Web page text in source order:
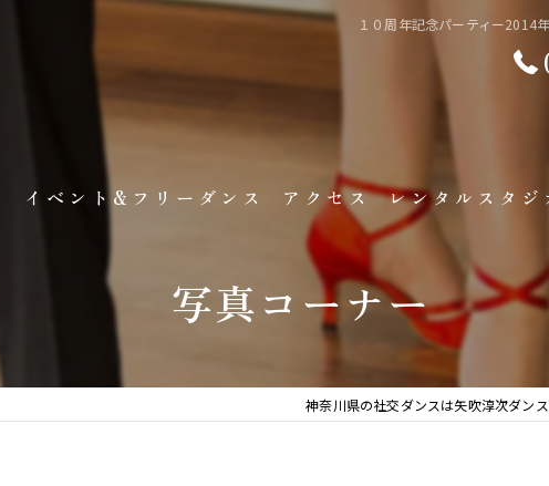
１０周年記念パーティー2014
イベント&フリーダンス
イベント&キャンペーン情報
アクセス レンタルスタ
レンタルスタジオ
フロアチャージ
写真コーナー
神奈川県の社交ダンスは矢吹淳次ダン